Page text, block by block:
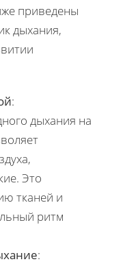
приведены
дыхания,
:
дыхания на
Это
тканей и
ритм
: